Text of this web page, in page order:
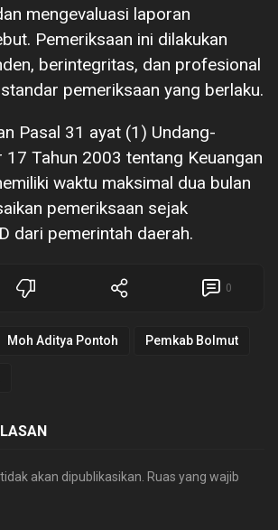
mengevaluasi laporan
Pemeriksaan ini dilakukan
berintegritas, dan profesional
pemeriksaan yang berlaku.
Pasal 31 ayat (1) Undang-
17 Tahun 2003 tentang Keuangan
waktu maksimal dua bulan
pemeriksaan sejak
dari pemerintah daerah.
0
Moh Aditya Pontoh Pemkab Bolmut
akan dipublikasikan. Ruas yang wajib